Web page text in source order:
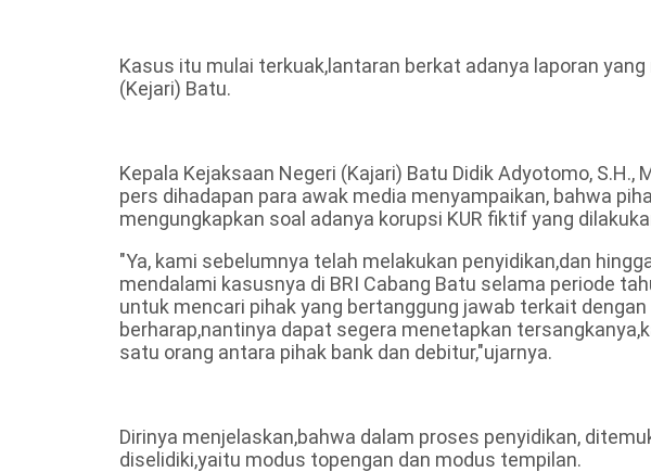
Kasus itu mulai terkuak,lantaran berkat adanya laporan
(Kejari) Batu.
Kepala Kejaksaan Negeri (Kajari) Batu Didik Adyotomo,
pers dihadapan para awak media menyampaikan, bahwa
mengungkapkan soal adanya korupsi KUR fiktif yang
"Ya, kami sebelumnya telah melakukan penyidikan,dan
mendalami kasusnya di BRI Cabang Batu selama periode
untuk mencari pihak yang bertanggung jawab terkait
berharap,nantinya dapat segera menetapkan
satu orang antara pihak bank dan debitur,"ujarnya.
Dirinya menjelaskan,bahwa dalam proses penyidikan,
diselidiki,yaitu modus topengan dan modus tempilan.